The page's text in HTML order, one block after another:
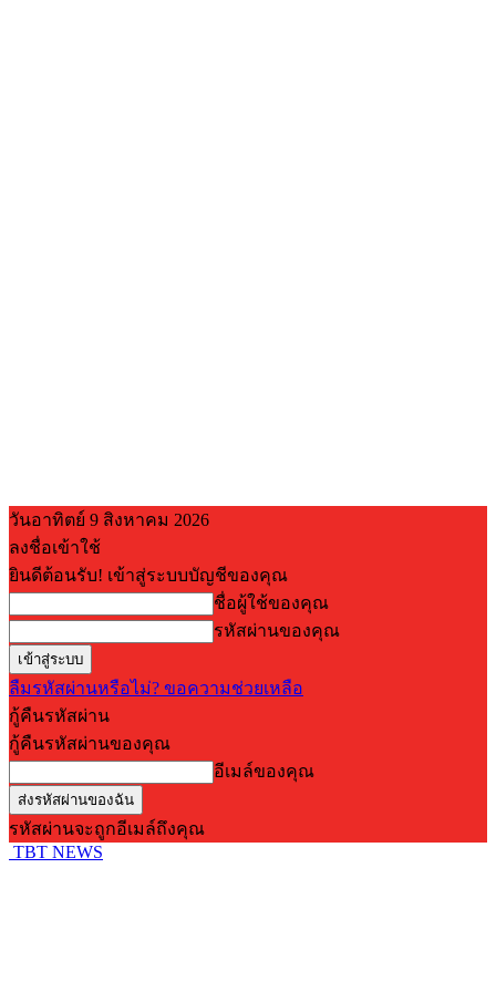
วันอาทิตย์ 9 สิงหาคม 2026
ลงชื่อเข้าใช้
ยินดีต้อนรับ! เข้าสู่ระบบบัญชีของคุณ
ชื่อผู้ใช้ของคุณ
รหัสผ่านของคุณ
ลืมรหัสผ่านหรือไม่? ขอความช่วยเหลือ
กู้คืนรหัสผ่าน
กู้คืนรหัสผ่านของคุณ
อีเมล์ของคุณ
รหัสผ่านจะถูกอีเมล์ถึงคุณ
TBT NEWS